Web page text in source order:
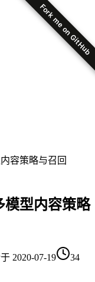
Fork me on GitHub
容策略与召回
模型内容策略
2020-07-19
34